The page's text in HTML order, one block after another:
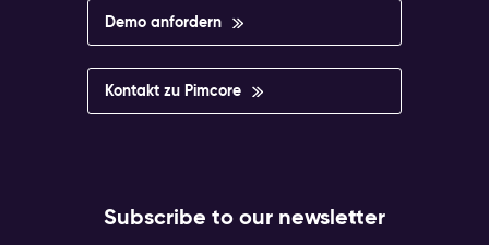
Demo anfordern
Kontakt zu Pimcore
Subscribe to our newsletter